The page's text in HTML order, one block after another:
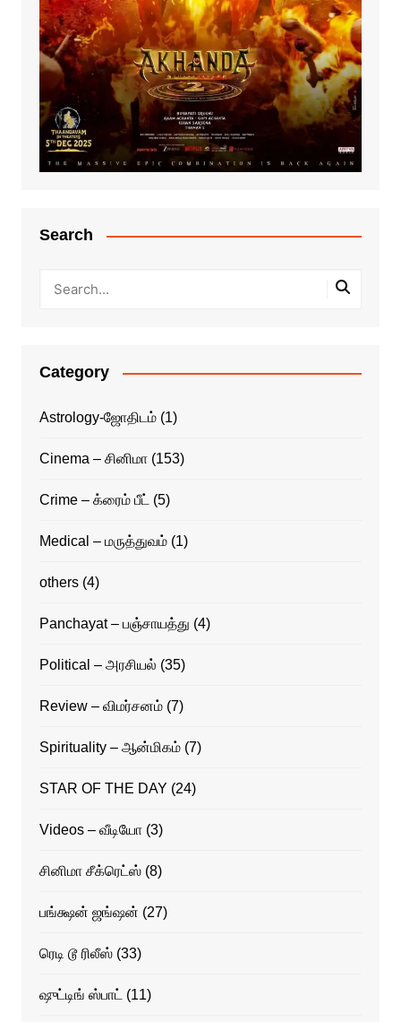
Search
Category
Astrology-ஜோதிடம்(1)
Cinema – சினிமா(153)
Crime – க்ரைம் பீட் (5)
Medical – மருத்துவம்(1)
others(4)
Panchayat – பஞ்சாயத்து (4)
Political – அரசியல் (35)
Review – விமர்சனம்(7)
Spirituality – ஆன்மிகம்(7)
STAR OF THE DAY (24)
Videos – வீடியோ(3)
சினிமா சீக்ரெட்ஸ்(8)
பங்க்ஷன் ஜங்ஷன் (27)
ரெடி டூ ரிலீஸ்(33)
ஷுட்டிங் ஸ்பாட் (11)